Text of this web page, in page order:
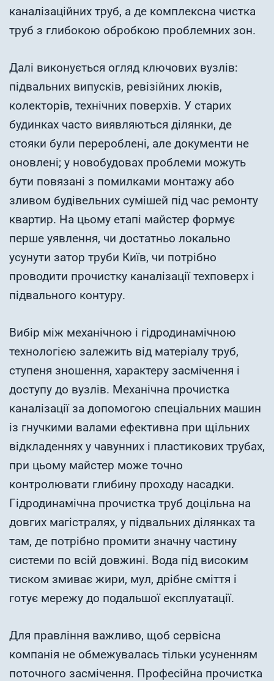
каналізаційних труб, а де комплексна чистка
труб з глибокою обробкою проблемних зон.
Далі виконується огляд ключових вузлів:
підвальних випусків, ревізійних люків,
колекторів, технічних поверхів. У старих
будинках часто виявляються ділянки, де
стояки були перероблені, але документи не
оновлені; у новобудовах проблеми можуть
бути повязані з помилками монтажу або
зливом будівельних сумішей під час ремонту
квартир. На цьому етапі майстер формує
перше уявлення, чи достатньо локально
усунути затор труби Київ, чи потрібно
проводити прочистку каналізації техповерх і
підвального контуру.
Вибір між механічною і гідродинамічною
технологією залежить від матеріалу труб,
ступеня зношення, характеру засмічення і
доступу до вузлів. Механічна прочистка
каналізації за допомогою спеціальних машин
із гнучкими валами ефективна при щільних
відкладеннях у чавунних і пластикових трубах,
при цьому майстер може точно
контролювати глибину проходу насадки.
Гідродинамічна прочистка труб доцільна на
довгих магістралях, у підвальних ділянках та
там, де потрібно промити значну частину
системи по всій довжині. Вода під високим
тиском змиває жири, мул, дрібне сміття і
готує мережу до подальшої експлуатації.
Для правління важливо, щоб сервісна
компанія не обмежувалась тільки усуненням
поточного засмічення. Професійна прочистка